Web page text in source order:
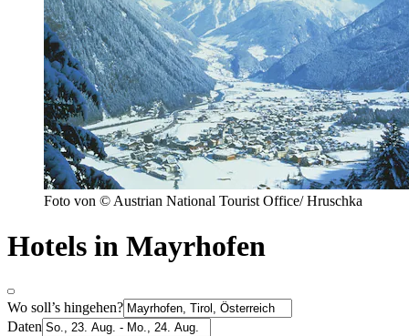
Foto von © Austrian National Tourist Office/ Hruschka
Hotels in Mayrhofen
Wo soll’s hingehen?
Daten